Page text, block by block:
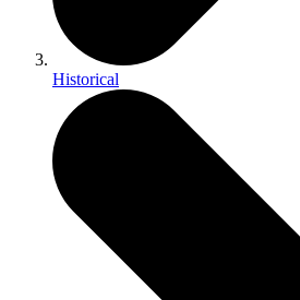
Historical